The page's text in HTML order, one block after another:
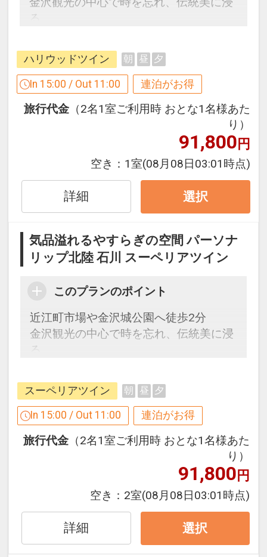
る。
さ。
夢を見ているかのような非日常のひとと
きを。
【連泊するとお得】連泊割引がございま
1泊目より1泊につきおひとり様１，０
００円引
※割引適用後のご旅行代金は、カレンダ
「空室照会結果確認画面」でご確認くだ
さい。
氏名・客室タイプ・食事条件・プラン同
す。
●「食事なしプラン」と「朝食付プラ
ン」を掲載しています。
※ご覧のページの【食事条件】をお確か
めのうえ、ご予約にお進みください。
近江町市場から届けられる石川県・金沢
の旬の食材とおもてなしの心が
織り成す美食の数々を贅沢に、ご堪能い
ただけるオールデイダイニング。
ライブキッチンは鉄板焼き、天ぷら、寿
ハリウッドツイン 朝 昼 夕
In 15:00 / Out 11:00 連泊がお得
旅行代金 （2名1室ご利用時 おとな1名様あた
り）
91,800円
空き： 1室(08月08日03:01時点)
詳細 選択
気品溢れるやすらぎの空間 パーソナ
リップ北陸 石川 スーペリアツイン
このプランのポイント
近江町市場や金沢城公園へ徒歩2分
金沢観光の中心で時を忘れ、伝統美に浸
る。
さ。
夢を見ているかのような非日常のひとと
きを。
【連泊するとお得】連泊割引がございま
1泊目より1泊につきおひとり様１，０
００円引
※割引適用後のご旅行代金は、カレンダ
スーペリアツイン 朝 昼 夕
In 15:00 / Out 11:00 連泊がお得
旅行代金 （2名1室ご利用時 おとな1名様あた
り）
91,800円
空き： 2室(08月08日03:01時点)
詳細 選択